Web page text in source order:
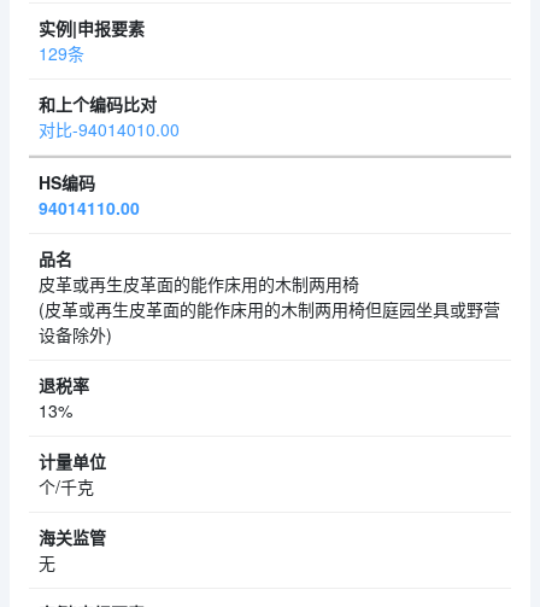
129条
对比-94014010.00
94014110.00
皮革或再生皮革面的能作床用的木制两用椅
(皮革或再生皮革面的能作床用的木制两用椅但庭园坐具或野营
设备除外)
13%
个/千克
无